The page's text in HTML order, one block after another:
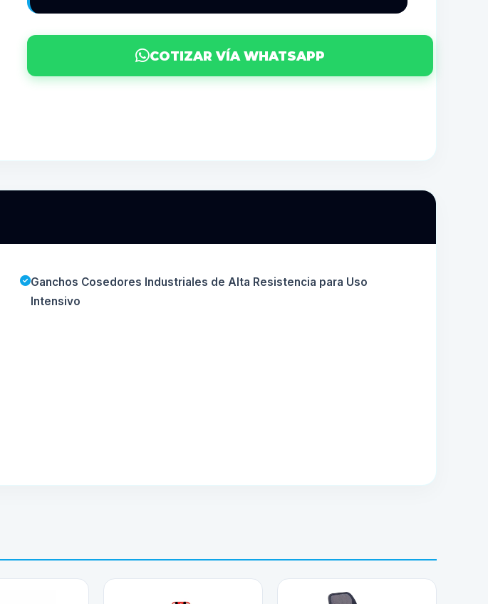
COTIZAR VÍA WHATSAPP
Ganchos Cosedores Industriales de Alta Resistencia para Uso
Intensivo